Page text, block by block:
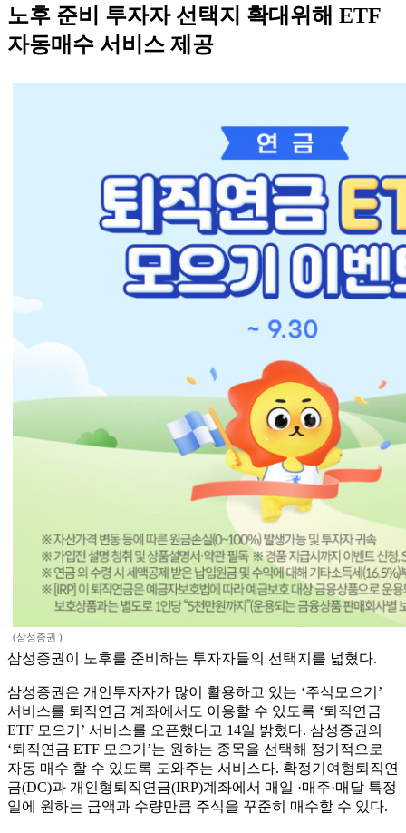
노후 준비 투자자 선택지 확대위해 ETF
자동매수 서비스 제공
(삼성증권 )
삼성증권이 노후를 준비하는 투자자들의 선택지를 넓혔다.
삼성증권은 개인투자자가 많이 활용하고 있는 ‘주식모으기’
서비스를 퇴직연금 계좌에서도 이용할 수 있도록 ‘퇴직연금
ETF 모으기’ 서비스를 오픈했다고 14일 밝혔다. 삼성증권의
‘퇴직연금 ETF 모으기’는 원하는 종목을 선택해 정기적으로
자동 매수 할 수 있도록 도와주는 서비스다. 확정기여형퇴직연
금(DC)과 개인형퇴직연금(IRP)계좌에서 매일 ·매주·매달 특정
일에 원하는 금액과 수량만큼 주식을 꾸준히 매수할 수 있다.